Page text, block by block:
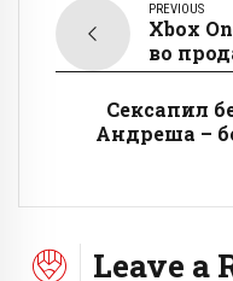
PREVIOUS
Xbox
во
Сексапил
Андреша –
Leave a